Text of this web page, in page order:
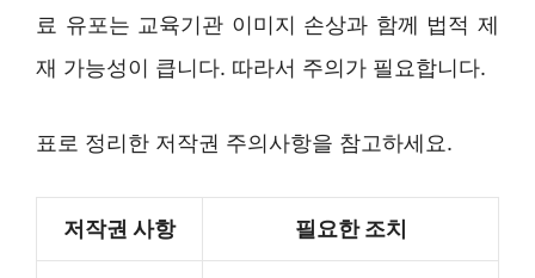
료 유포는 교육기관 이미지 손상과 함께 법적 제
재 가능성이 큽니다. 따라서 주의가 필요합니다.
표로 정리한 저작권 주의사항을 참고하세요.
저작권 사항 필요한 조치